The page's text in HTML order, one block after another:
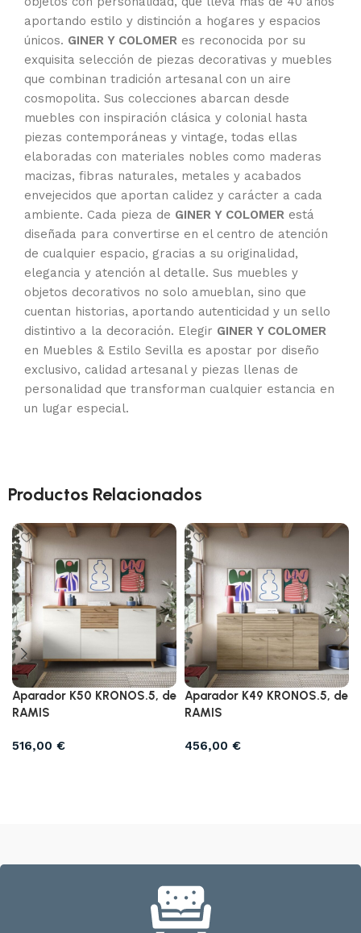
aportando estilo y distinción a hogares y espacios
únicos. GINER Y COLOMER es reconocida por su
exquisita selección de piezas decorativas y muebles
que combinan tradición artesanal con un aire
cosmopolita. Sus colecciones abarcan desde
muebles con inspiración clásica y colonial hasta
piezas contemporáneas y vintage, todas ellas
elaboradas con materiales nobles como maderas
macizas, fibras naturales, metales y acabados
envejecidos que aportan calidez y carácter a cada
ambiente. Cada pieza de GINER Y COLOMER está
diseñada para convertirse en el centro de atención
de cualquier espacio, gracias a su originalidad,
elegancia y atención al detalle. Sus muebles y
objetos decorativos no solo amueblan, sino que
cuentan historias, aportando autenticidad y un sello
distintivo a la decoración. Elegir GINER Y COLOMER
en Muebles & Estilo Sevilla es apostar por diseño
exclusivo, calidad artesanal y piezas llenas de
personalidad que transforman cualquier estancia en
un lugar especial.
Productos Relacionados
Aparador K50 KRONOS.5, de
RAMIS
516,00 €
Aparador K49 KRONOS.5, de
RAMIS
456,00 €